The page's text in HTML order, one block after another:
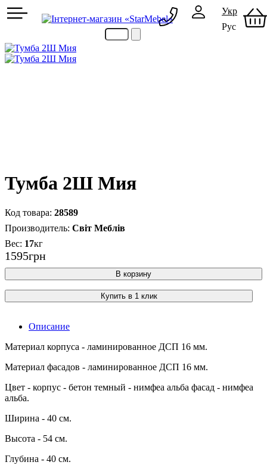
Тумба 2Ш Мия
28589
Світ Меблів
17кг
1595грн
В корзину
Купить в 1 клик
Описание
Материал корпуса - ламинированное ДСП 16 мм.
Материал фасадов - ламинированное ДСП 16 мм.
Цвет - корпус - бетон темный - нимфеа альба фасад - нимфеа
альба.
Ширина - 40 см.
Высота - 54 см.
Глубина - 40 см.
Укр
Рус